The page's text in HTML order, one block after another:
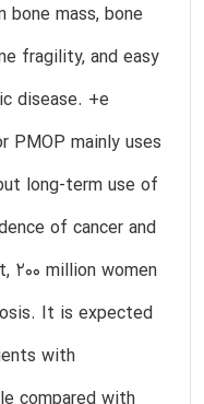
bone mass, bone
fragility, and easy
disease. +e
PMOP mainly uses
long-term use of
of cancer and
200 million women
It is expected
with